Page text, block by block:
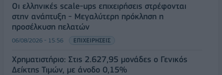
Οι ελληνικές scale-ups επιχειρήσεις στρέφονται
στην ανάπτυξη - Μεγαλύτερη πρόκληση η
προσέλκυση πελατών
06/08/2026 - 15:56 ΕΠΙΧΕΙΡΗΣΕΙΣ
Χρηματιστήριο: Στις 2.627,95 μονάδες ο Γενικός
Δείκτης Τιμών, με άνοδο 0,15%